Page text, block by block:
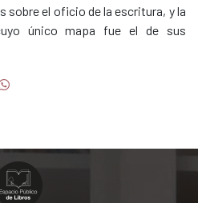
sobre el oficio de la escritura, y la
único mapa fue el de sus